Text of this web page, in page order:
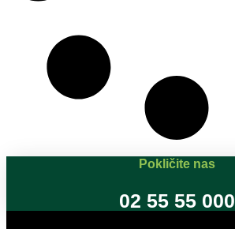
Pokličite nas
02 55 55 000